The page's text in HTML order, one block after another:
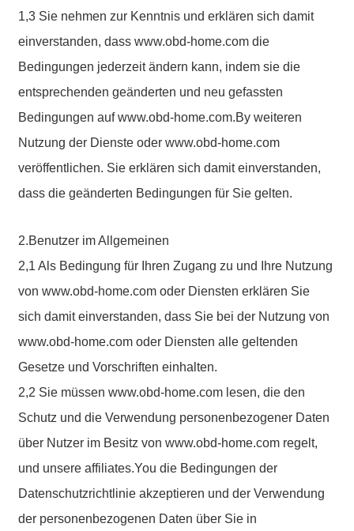
1,3 Sie nehmen zur Kenntnis und erklären sich damit
einverstanden, dass www.obd-home.com die
Bedingungen jederzeit ändern kann, indem sie die
entsprechenden geänderten und neu gefassten
Bedingungen auf www.obd-home.com.By weiteren
Nutzung der Dienste oder www.obd-home.com
veröffentlichen. Sie erklären sich damit einverstanden,
dass die geänderten Bedingungen für Sie gelten.
2.Benutzer im Allgemeinen
2,1 Als Bedingung für Ihren Zugang zu und Ihre Nutzung
von www.obd-home.com oder Diensten erklären Sie
sich damit einverstanden, dass Sie bei der Nutzung von
www.obd-home.com oder Diensten alle geltenden
Gesetze und Vorschriften einhalten.
2,2 Sie müssen www.obd-home.com lesen, die den
Schutz und die Verwendung personenbezogener Daten
über Nutzer im Besitz von www.obd-home.com regelt,
und unsere affiliates.You die Bedingungen der
Datenschutzrichtlinie akzeptieren und der Verwendung
der personenbezogenen Daten über Sie in